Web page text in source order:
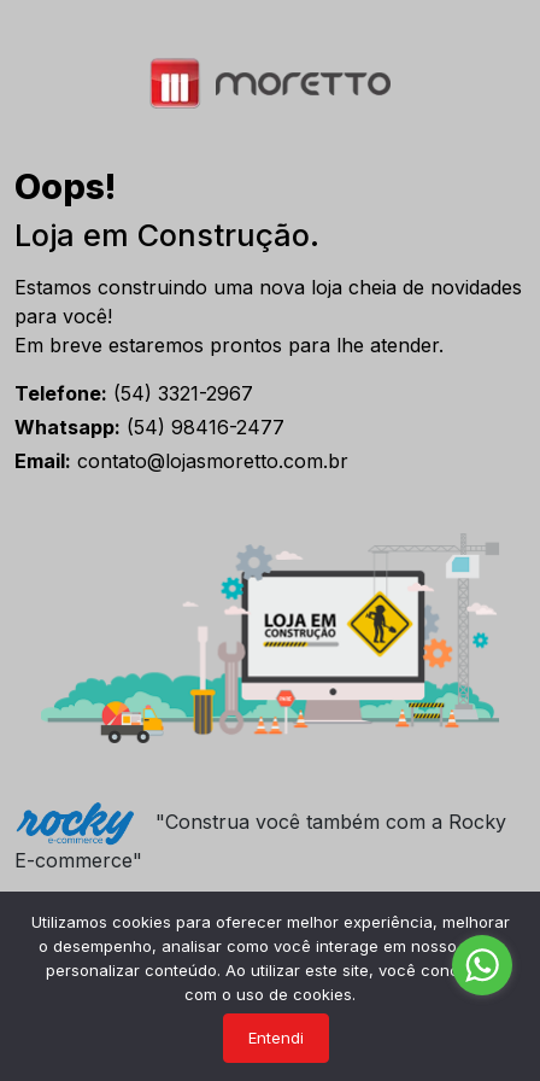
Oops!
Loja em Construção.
Estamos construindo uma nova loja cheia de novidades
para você!
Em breve estaremos prontos para lhe atender.
Telefone: (54) 3321-2967
Whatsapp: (54) 98416-2477
Email: contato@lojasmoretto.com.br
"Construa você também com a Rocky
E-commerce"
Utilizamos cookies para oferecer melhor experiência, melhorar
o desempenho, analisar como você interage em nosso site e
personalizar conteúdo. Ao utilizar este site, você concorda
com o uso de cookies.
Entendi